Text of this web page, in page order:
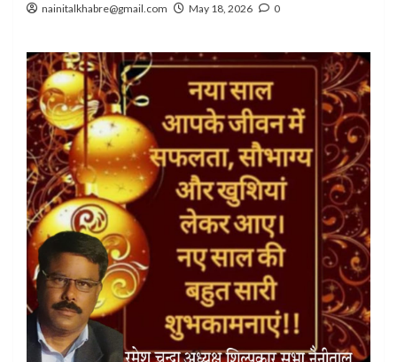
nainitalkhabre@gmail.com May 18, 2026 0